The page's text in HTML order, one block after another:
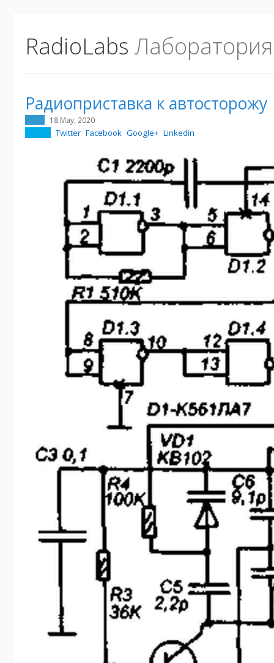
RadioLabs
Радиоприставка к автосторожу
18 May, 2020
Twitter Facebook Google+ Linkedin